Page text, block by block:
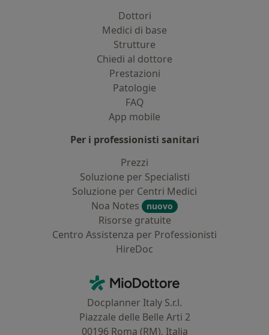
Dottori
Medici di base
Strutture
Chiedi al dottore
Prestazioni
Patologie
FAQ
App mobile
Per i professionisti sanitari
Prezzi
Soluzione per Specialisti
Soluzione per Centri Medici
Noa Notes
nuovo
Risorse gratuite
Centro Assistenza per Professionisti
HireDoc
MioDottore - Homepage
Docplanner Italy S.r.l.
Piazzale delle Belle Arti 2
00196 Roma (RM), Italia